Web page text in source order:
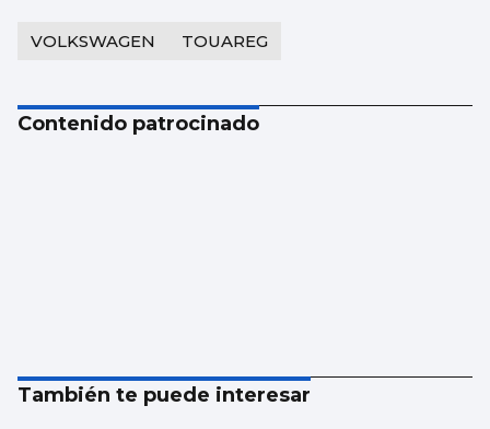
VOLKSWAGEN TOUAREG
Contenido patrocinado
También te puede interesar